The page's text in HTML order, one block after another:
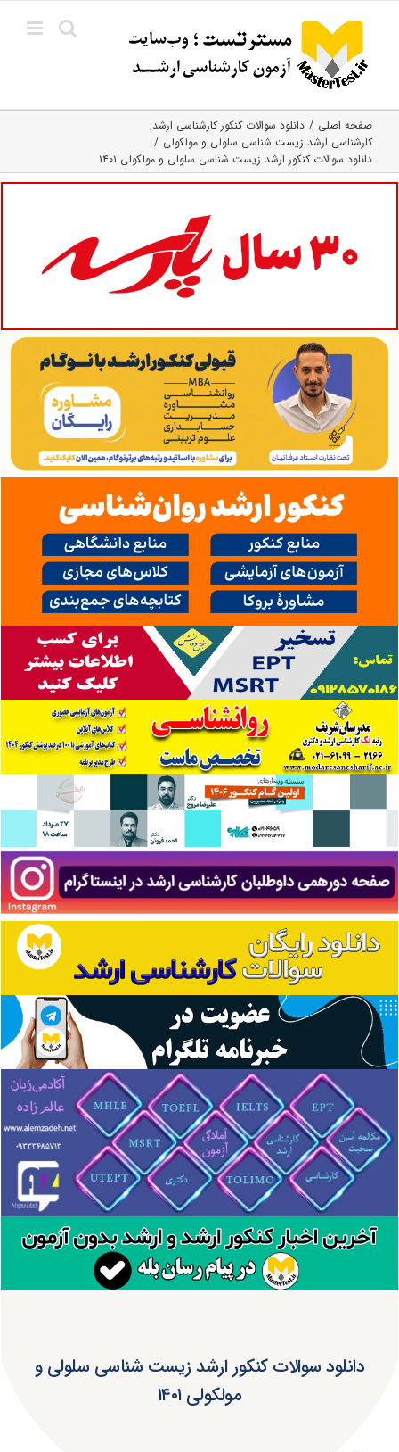
content
صفحه اصلی
دانلود سوالات کنکور کارشناسی ارشد
کارشناسی ارشد زیست شناسی سلولی و مولکولی
دانلود سوالات کنکور ارشد زیست شناسی سلولی و مولکولی ۱۴۰۱
دانلود سوالات کنکور ارشد زیست شناسی سلولی و
مولکولی ۱۴۰۱